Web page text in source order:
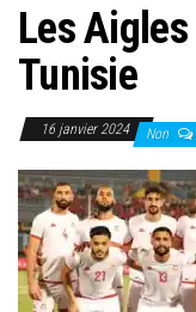
Les
Tunisie
16 janvier 2024 Non